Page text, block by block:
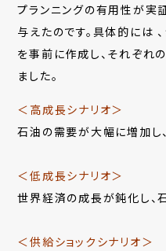
プランニングの有用性が実
与えたのです。具体的には
を事前に作成し、それぞれ
ました。
＜高成長シナリオ＞
石油の需要が大幅に増加し
＜低成長シナリオ＞
世界経済の成長が鈍化し、
＜供給ショックシナリオ＞